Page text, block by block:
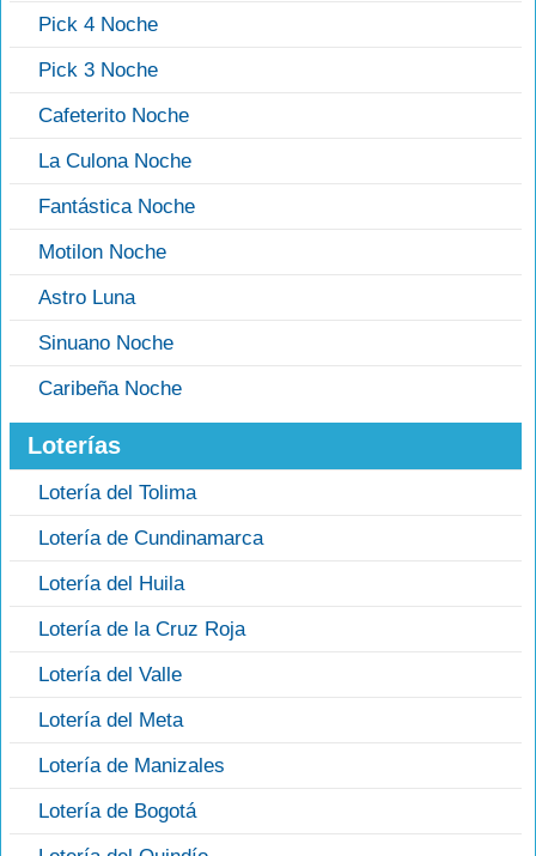
Pick 4 Noche
Pick 3 Noche
Cafeterito Noche
La Culona Noche
Fantástica Noche
Motilon Noche
Astro Luna
Sinuano Noche
Caribeña Noche
Loterías
Lotería del Tolima
Lotería de Cundinamarca
Lotería del Huila
Lotería de la Cruz Roja
Lotería del Valle
Lotería del Meta
Lotería de Manizales
Lotería de Bogotá